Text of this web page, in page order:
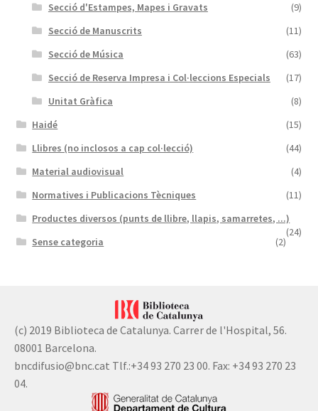
Secció d'Estampes, Mapes i Gravats
(9)
Secció de Manuscrits
(11)
Secció de Música
(63)
Secció de Reserva Impresa i Col·leccions Especials
(17)
Unitat Gràfica
(8)
Haidé
(15)
Llibres (no inclosos a cap col·lecció)
(44)
Material audiovisual
(4)
Normatives i Publicacions Tècniques
(11)
Productes diversos (punts de llibre, llapis, samarretes, ...)
(24)
Sense categoria (2)
(c) 2019 Biblioteca de Catalunya. Carrer de l'Hospital, 56.
08001 Barcelona.
bncdifusio@bnc.cat Tlf.:+34 93 270 23 00. Fax: +34 93 270 23
04.